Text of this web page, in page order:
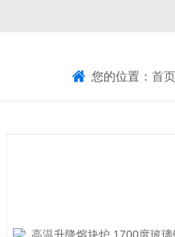
您的位置： 首页